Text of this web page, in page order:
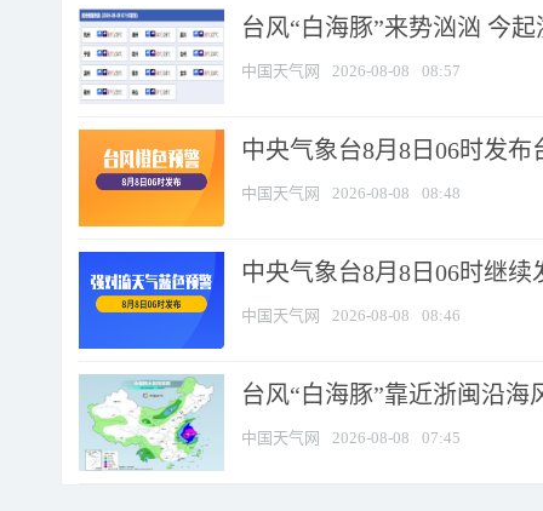
台风“白海豚”来势汹汹 今
中国天气网 2026-08-08 08:57
中央气象台8月8日06时发布
中国天气网 2026-08-08 08:48
中央气象台8月8日06时继
中国天气网 2026-08-08 08:46
台风“白海豚”靠近浙闽沿
中国天气网 2026-08-08 07:45